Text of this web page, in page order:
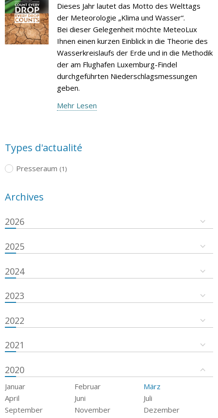
Dieses Jahr lautet das Motto des Welttags
der Meteorologie „Klima und Wasser“.
Bei dieser Gelegenheit möchte MeteoLux
Ihnen einen kurzen Einblick in die Theorie des
Wasserkreislaufs der Erde und in die Methodik
der am Flughafen Luxemburg-Findel
durchgeführten Niederschlagsmessungen
geben.
Mehr Lesen
Types d'actualité
Presseraum (1)
Archives
2026
2025
2024
2023
2022
2021
2020
Januar Februar
März
April
Juni
Juli
September
November Dezember